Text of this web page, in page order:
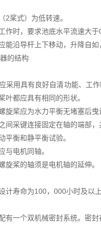
2桨式）为低转速。
作时，要求池底水平流速大于
能沿导杆上下移动，升降自
的结构
采用具有良好自清功能、工
叶都应具有相同的形状。
旋桨应为水力平衡无堵塞后曳
间采键连接固定在轴的端部
平衡和静平衡试验。
与电机同轴。
旋桨的轴须是电机轴的延伸。
计寿命为100，000小时及以上
有一个双机械密封系统。密